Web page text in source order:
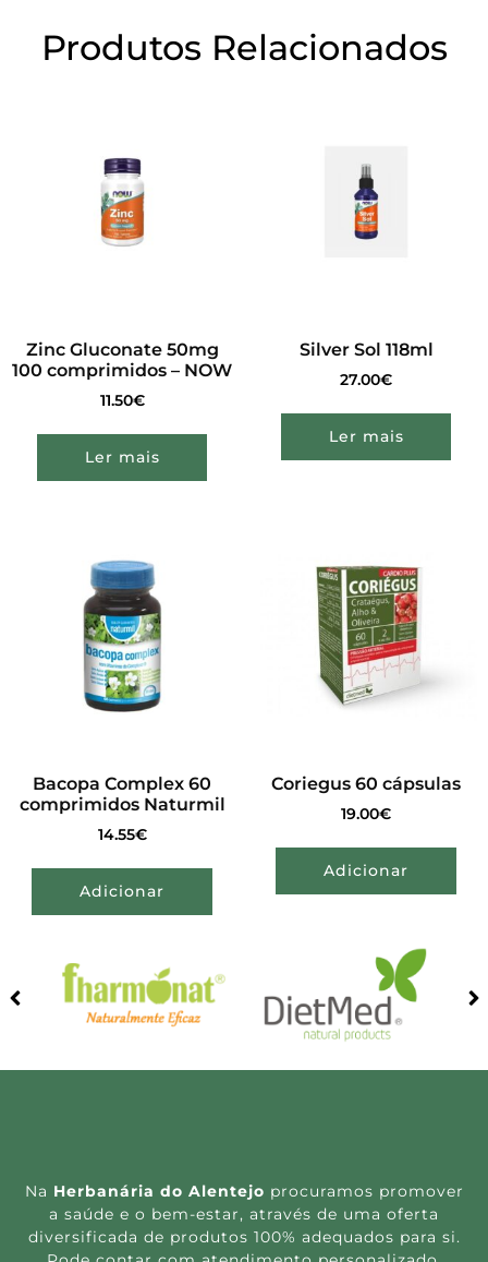
Produtos Relacionados
Zinc Gluconate 50mg
100 comprimidos – NOW
11.50€
Ler mais
Silver Sol 118ml
27.00€
Ler mais
Bacopa Complex 60
comprimidos Naturmil
14.55€
Adicionar
Coriegus 60 cápsulas
19.00€
Adicionar
Na Herbanária do Alentejo procuramos promover
a saúde e o bem-estar, através de uma oferta
diversificada de produtos 100% adequados para si.